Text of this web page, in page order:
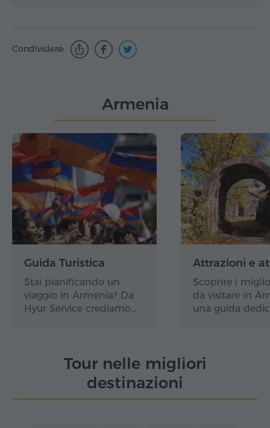
Condividere:
Armenia
Guida Turistica
Stai pianificando un
viaggio in Armenia? Da
Hyur Service crediamo…
Attrazioni e
Scoprite i
da visitare in
una guida
Tour nelle migliori
destinazioni